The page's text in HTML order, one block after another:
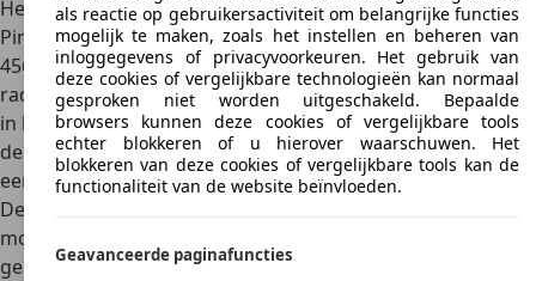
Het ontwerp van de Ferrari 550 Maranello is gemaakt door
Pininfarina en vertoont een sterke gelijkenis met de Ferrari
456 GT. Aan de voorzijde valt de zeer brede
radiatorroosterinlaat op. Samen met de brede luchtinlaat
in het midden van de motorkap doet de auto van voren
denken aan een hongerige haai. Zo heeft de ontwerper
een uniek design gecreëerd:elegant en agressief
De slaapogen werden niet overgenomen van het vorige
model, in plaats daarvan werden afgedekte koplampen
gemonteerd.
als reactie op gebruikersactiviteit om belangrijke functies
mogelijk te maken, zoals het instellen en beheren van
inloggegevens of privacyvoorkeuren. Het gebruik van
deze cookies of vergelijkbare technologieën kan normaal
gesproken niet worden uitgeschakeld. Bepaalde
browsers kunnen deze cookies of vergelijkbare tools
echter blokkeren of u hierover waarschuwen. Het
blokkeren van deze cookies of vergelijkbare tools kan de
functionaliteit van de website beïnvloeden.
Geavanceerde paginafuncties